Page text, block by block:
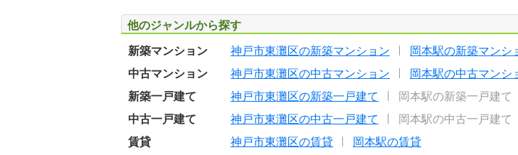
他のジャンルから探す
新築マンション 神戸市東灘区の新築マンション
岡本駅の新築マンシ
中古マンション
神戸市東灘区の中古マンション
岡本駅の中古マンシ
新築一戸建て
神戸市東灘区の新築一戸建て
岡本駅の新築一戸建て
中古一戸建て
神戸市東灘区の中古一戸建て
岡本駅の中古一戸建て
賃貸
神戸市東灘区の賃貸 岡本駅の賃貸